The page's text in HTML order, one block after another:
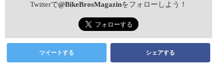
Twitterで@BikeBrosMagazinをフォローしよう！
ツイートする シェアする